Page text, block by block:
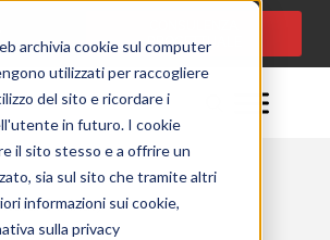
archivia cookie sul computer
utilizzati per raccogliere
del sito e ricordare i
in futuro. I cookie
il sito stesso e a offrire un
sia sul sito che tramite altri
informazioni sui cookie,
sulla privacy
PROGETTUALE
0 minuty